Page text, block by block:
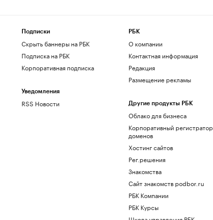
Подписки
Скрыть баннеры на РБК
Подписка на РБК
Корпоративная подписка
Уведомления
RSS Новости
РБК
О компании
Контактная информация
Редакция
Размещение рекламы
Другие продукты РБК
Облако для бизнеса
Корпоративный регистратор
доменов
Хостинг сайтов
Рег.решения
Знакомства
Сайт знакомств podbor.ru
РБК Компании
РБК Курсы